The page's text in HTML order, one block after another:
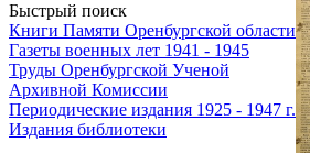
Быстрый поиск
Книги Памяти Оренбургской области
Газеты военных лет 1941 - 1945
Труды Оренбургской Ученой
Архивной Комиссии
Периодические издания 1925 - 1947 г.
Издания библиотеки